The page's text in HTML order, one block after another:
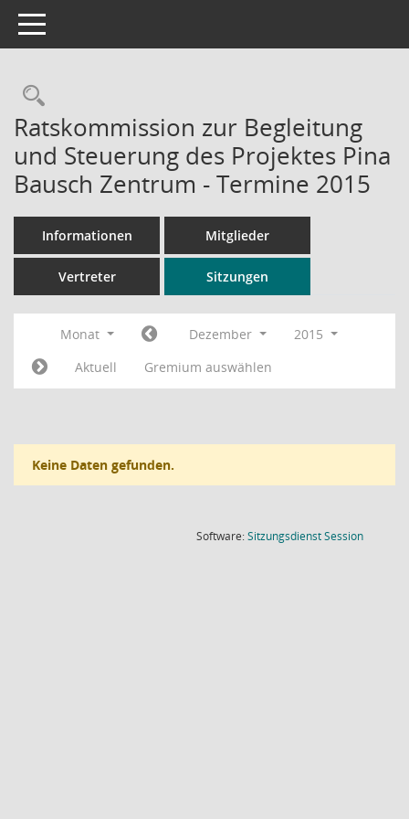
Toggle navigation
Rechercheauswahl
Ratskommission zur Begleitung
und Steuerung des Projektes Pina
Bausch Zentrum - Termine 2015
Informationen Mitglieder
Vertreter Sitzungen
Monat Dezember
2015
Aktuell
Gremium auswählen
Keine Daten gefunden.
Software:SitzungsdienstSession(Wird in